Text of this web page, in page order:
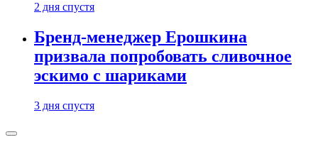
2 дня спустя
Бренд-менеджер Ерошкина
призвала попробовать сливочное
эскимо с шариками
3 дня спустя